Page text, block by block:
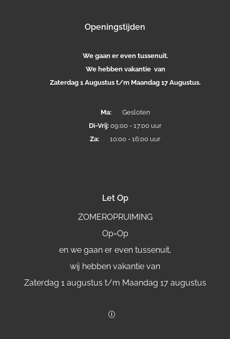
Openingstijden
We gaan er even tussenuit.
We hebben vakantie van
Zaterdag 1 Augustus t/m Maandag 17 Augustus.
Ma: Gesloten
Di-Vrij:09:00 - 17:00 uur
Za: 10:00 - 16:00 uur
Let Op
ZOMEROPRUIMING
Op=Op
en we gaan er even tussenuit,
wij hebben vakantie van
Zaterdag 1 augustus t/m Maandag 17 augustus